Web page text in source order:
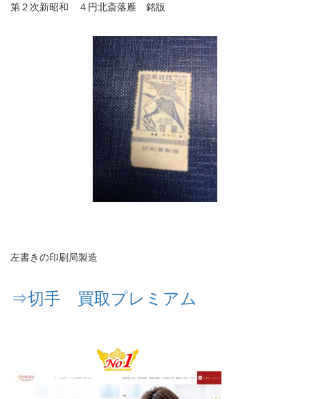
第２次新昭和 ４円北斎落雁 銘版
左書きの印刷局製造
⇒切手 買取プレミアム